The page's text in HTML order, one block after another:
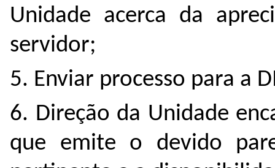
Unidade acerca da
servidor;
5. Enviar processo para a
6. Direção da Unidade
que emite o devido